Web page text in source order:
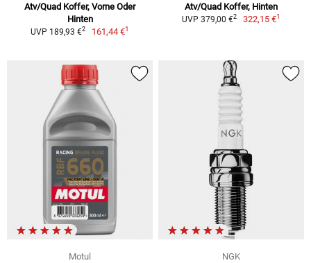
Atv/Quad Koffer, Vorne Oder
Hinten
UVP 189,93 €2 161,44 €1
Atv/Quad Koffer, Hinten
UVP 379,00 €2 322,15 €1
Motul
NGK